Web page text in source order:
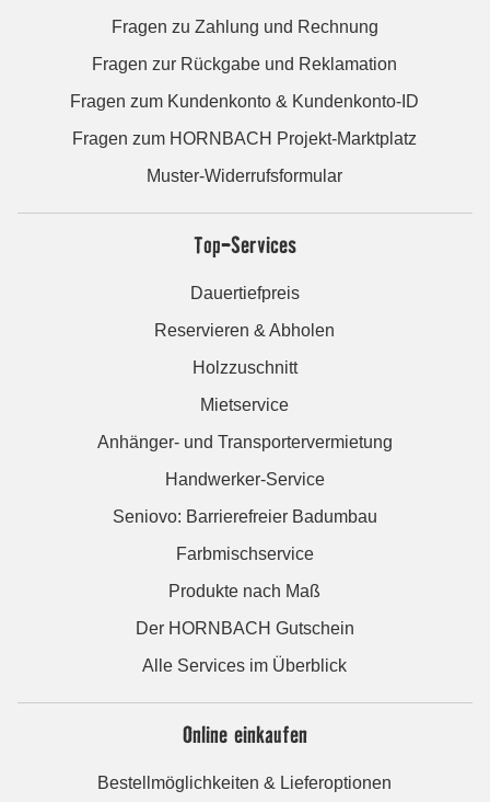
Fragen zu Zahlung und Rechnung
Fragen zur Rückgabe und Reklamation
Fragen zum Kundenkonto & Kundenkonto-ID
Fragen zum HORNBACH Projekt-Marktplatz
Muster-Widerrufsformular
Top-Services
Dauertiefpreis
Reservieren & Abholen
Holzzuschnitt
Mietservice
Anhänger- und Transportervermietung
Handwerker-Service
Seniovo: Barrierefreier Badumbau
Farbmischservice
Produkte nach Maß
Der HORNBACH Gutschein
Alle Services im Überblick
Online einkaufen
Bestellmöglichkeiten & Lieferoptionen